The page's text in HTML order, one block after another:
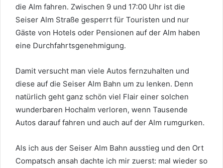
die Alm fahren. Zwischen 9 und 17:00 Uhr ist die
Seiser Alm Straße gesperrt für Touristen und nur
Gäste von Hotels oder Pensionen auf der Alm haben
eine Durchfahrtsgenehmigung.
Damit versucht man viele Autos fernzuhalten und
diese auf die Seiser Alm Bahn um zu lenken. Denn
natürlich geht ganz schön viel Flair einer solchen
wunderbaren Hochalm verloren, wenn Tausende
Autos darauf fahren und auch auf der Alm rumgurken.
Als ich aus der Seiser Alm Bahn ausstieg und den Ort
Compatsch ansah dachte ich mir zuerst: mal wieder so